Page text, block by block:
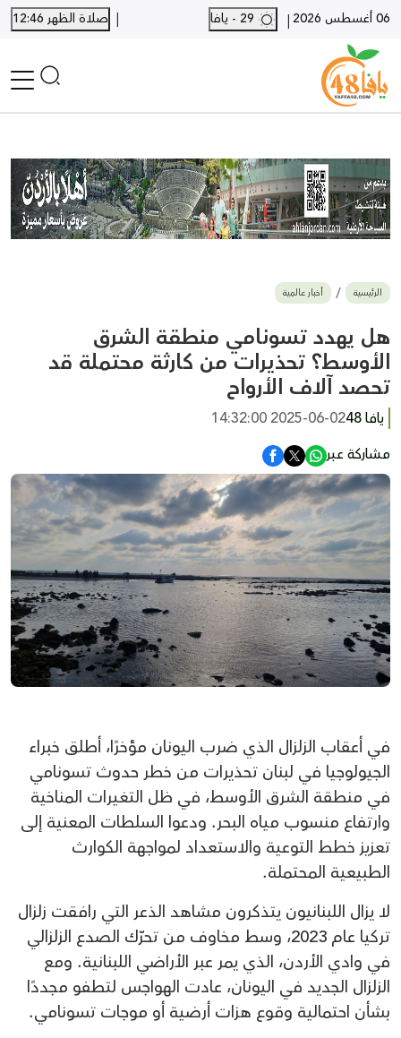
06 أغسطس 2026 |
| صلاة الظهر 12:46
أخبار محلية
أخبار يافا
SHORTS
أخبار اللد والرملة
بيع وشراء
أخبار القدس
وفيات
المزيد
الرئيسية أخبار عالمية
هل يهدد تسونامي منطقة الشرق
الأوسط؟ تحذيرات من كارثة محتملة قد
تحصد آلاف الأرواح
يافا 48
2025-06-02 14:32:00
مشاركة عبر
في أعقاب الزلزال الذي ضرب اليونان مؤخرًا، أطلق خبراء
الجيولوجيا في لبنان تحذيرات من خطر حدوث تسونامي
في منطقة الشرق الأوسط، في ظل التغيرات المناخية
وارتفاع منسوب مياه البحر. ودعوا السلطات المعنية إلى
تعزيز خطط التوعية والاستعداد لمواجهة الكوارث
الطبيعية المحتملة.
لا يزال اللبنانيون يتذكرون مشاهد الذعر التي رافقت زلزال
تركيا عام 2023، وسط مخاوف من تحرّك الصدع الزلزالي
في وادي الأردن، الذي يمر عبر الأراضي اللبنانية. ومع
الزلزال الجديد في اليونان، عادت الهواجس لتطفو مجددًا
بشأن احتمالية وقوع هزات أرضية أو موجات تسونامي.